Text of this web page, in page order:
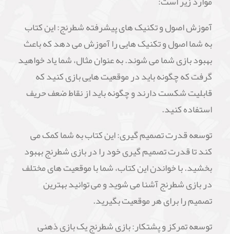
آموزش اصول و تکنیک های پیشرفته شطرنج: این کتاب
به شما اصول و تکنیک هایی را آموزش می دهد که باعث
بهبود بازی شما می شوند. به عنوان مثال، شما یاد خواهید
گرفت که چگونه باید در موقعیت هایی بازی کنید که
قابلیت شکست دارند و چگونه باید از نقاط ضعف حریف
استفاده کنید.
توسعه قدرت تصمیم گیری: این کتاب به شما کمک می
کند تا قدرت تصمیم گیری خود را در بازی شطرنج بهبود
بخشید. با خواندن این کتاب، شما با موقعیت های مختلف
در بازی شطرنج آشنا می شوید و می توانید بهترین
تصمیم را برای هر موقعیت بگیرید.
توسعه تمرکز و پشتکار: بازی شطرنج یک بازی ذهنی